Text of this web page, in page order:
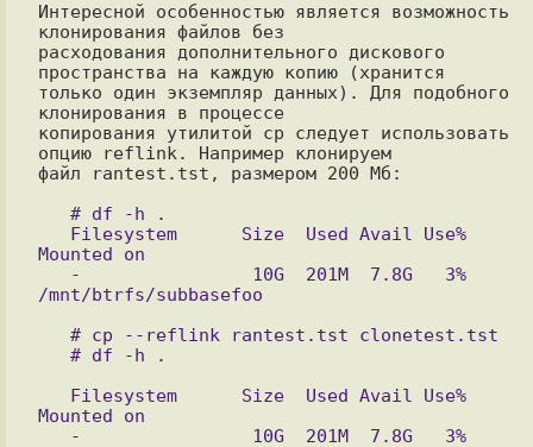
Интересной особенностью является возможность
клонирования файлов без
расходования дополнительного дискового
пространства на каждую копию (хранится
только один экземпляр данных). Для подобного
клонирования в процессе
копирования утилитой cp следует использовать
опцию reflink. Например клонируем
файл rantest.tst, размером 200 Мб:
Mounted on
Mounted on